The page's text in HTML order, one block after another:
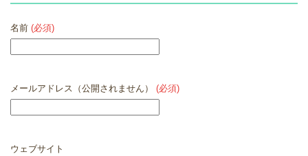
名前 (必須)
メールアドレス（公開されません） (必須)
ウェブサイト